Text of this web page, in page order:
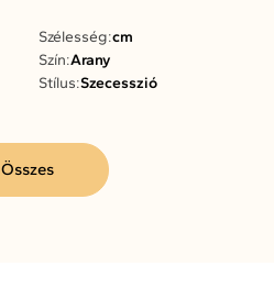
Szélesség:cm
Szín:Arany
Stílus:Szecesszió
Összes